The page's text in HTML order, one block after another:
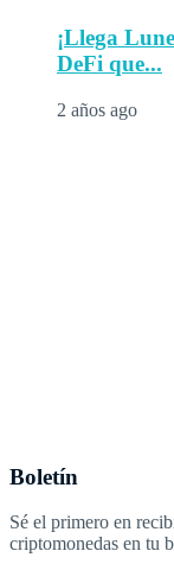
¡Llega
DeFi que...
2 años ago
Boletín
Sé el primero en
criptomonedas en tu